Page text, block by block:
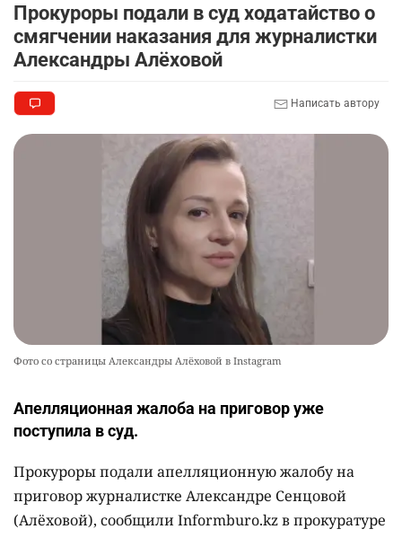
Прокуроры подали в суд ходатайство о
смягчении наказания для журналистки
Александры Алёховой
Написать автору
Фото со страницы Александры Алёховой в Instagram
Апелляционная жалоба на приговор уже
поступила в суд.
Прокуроры подали апелляционную жалобу на
приговор журналистке Александре Сенцовой
(Алёховой), сообщили Informburo.kz в прокуратуре